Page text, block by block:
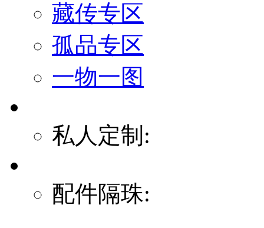
藏传专区
孤品专区
一物一图
私人定制:
配件隔珠: